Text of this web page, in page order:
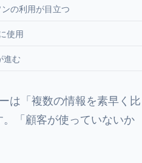
の利用が目立つ
使用
進む
は「複数の情報を素早く比
「顧客が使っていないか